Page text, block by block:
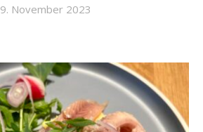
9. November 2023